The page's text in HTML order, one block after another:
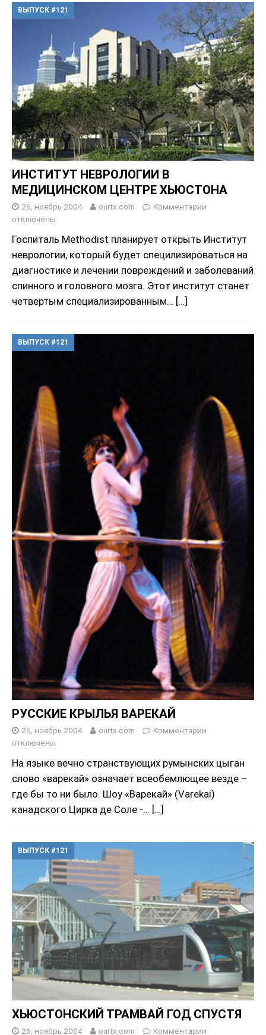
ВЫПУСК #121
ИНСТИТУТ НЕВРОЛОГИИ В
МЕДИЦИНСКОМ ЦЕНТРЕ ХЬЮСТОНА
26, ноябрь 2004 ourtx.com
Комментарии
отключены
Госпиталь Methodist планирует открыть Институт
неврологии, который будет специлизироваться на
диагностике и лечении повреждений и заболеваний
спинного и головного мозга. Этот институт станет
четвертым специализированным… […]
ВЫПУСК #121
РУССКИЕ КРЫЛЬЯ ВАРЕКАЙ
26, ноябрь 2004 ourtx.com
Комментарии
отключены
На языке вечно странствующих румынских цыган
слово «варекай» означает всеобемлющее везде –
где бы то ни было. Шоу «Варекай» (Varekai)
канадского Цирка де Соле -… […]
ВЫПУСК #121
ХЬЮСТОНСКИЙ ТРАМВАЙ ГОД СПУСТЯ
26, ноябрь 2004 ourtx.com Комментарии